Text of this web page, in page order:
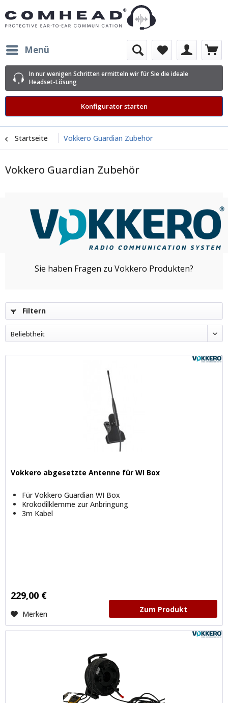
Menü
In nur wenigen Schritten ermitteln wir für Sie die ideale
Headset-Lösung
Konfigurator starten
Startseite Vokkero Guardian Zubehör
Vokkero Guardian Zubehör
Filtern
Beliebtheit
Vokkero abgesetzte Antenne für WI Box
Für Vokkero Guardian WI Box
Krokodilklemme zur Anbringung
3m Kabel
229,00 €
Merken Zum Produkt